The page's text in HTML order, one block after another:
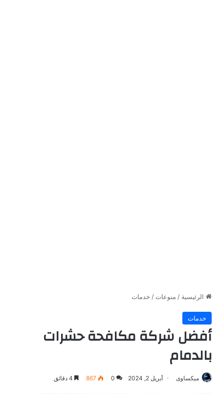
الرئيسية / منوعات / خدمات
خدمات
أفضل شركة مكافحة حشرات
بالدمام
ميكساوى أبريل 2, 2024 0
867